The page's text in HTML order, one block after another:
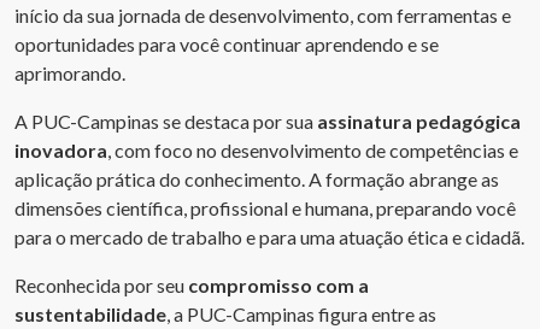
início da sua jornada de desenvolvimento, com ferramentas e
oportunidades para você continuar aprendendo e se
aprimorando.
A PUC-Campinas se destaca por sua assinatura pedagógica
inovadora, com foco no desenvolvimento de competências e
aplicação prática do conhecimento. A formação abrange as
dimensões científica, profissional e humana, preparando você
para o mercado de trabalho e para uma atuação ética e cidadã.
Reconhecida por seu compromisso com a
sustentabilidade, a PUC-Campinas figura entre as